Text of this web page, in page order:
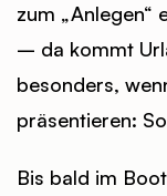
zum „Anlegen“
– da kommt
besonders,
präsentieren:
Bis bald im